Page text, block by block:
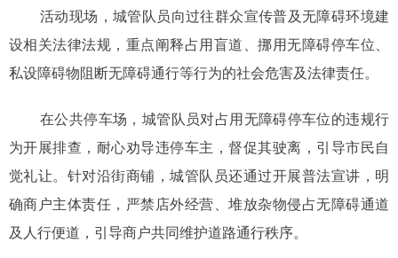
活动现场，城管队员向过往群众宣传普及无障碍环境建
设相关法律法规，重点阐释占用盲道、挪用无障碍停车位、
私设障碍物阻断无障碍通行等行为的社会危害及法律责任。
在公共停车场，城管队员对占用无障碍停车位的违规行
为开展排查，耐心劝导违停车主，督促其驶离，引导市民自
觉礼让。针对沿街商铺，城管队员还通过开展普法宣讲，明
确商户主体责任，严禁店外经营、堆放杂物侵占无障碍通道
及人行便道，引导商户共同维护道路通行秩序。